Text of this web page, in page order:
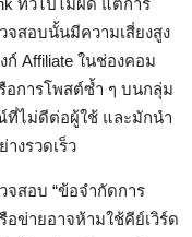
ทั่วไปไม่ผิด แต่การ
จสอบนั้นมีความเสี่ยงสูง
ก์ Affiliate ในช่องคอม
อการโพสต์ซ้ำ ๆ บนกลุ่ม
ที่ไม่ดีต่อผู้ใช้ และมักนำ
งรวดเร็ว
สอบ “ข้อจำกัดการ
อข่ายอาจห้ามใช้คีย์เวิร์ด